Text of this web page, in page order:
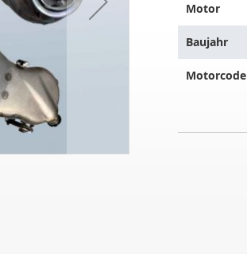
auf
folgende
Fahrzeuge:
Motor
Baujahr
Motorcode